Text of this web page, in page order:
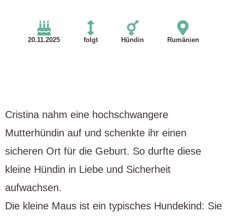
20.11.2025 folgt Hündin Rumänien
Cristina nahm eine hochschwangere
Mutterhündin auf und schenkte ihr einen
sicheren Ort für die Geburt. So durfte diese
kleine Hündin in Liebe und Sicherheit
aufwachsen.
Die kleine Maus ist ein typisches Hundekind: Sie